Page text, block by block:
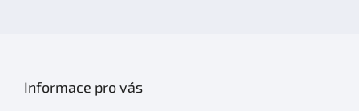
Informace pro vás